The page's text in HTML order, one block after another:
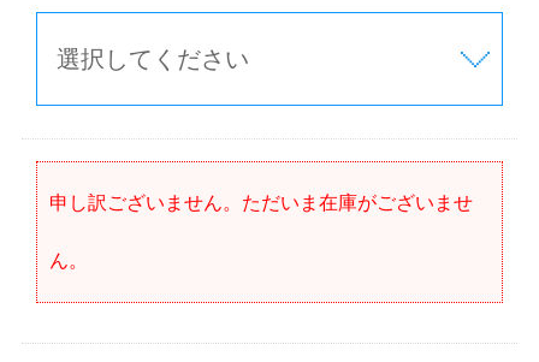
申し訳ございません。ただいま在庫がございませ
ん。